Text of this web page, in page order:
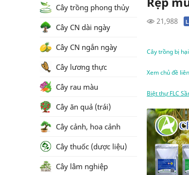
21,988
Cây trồng bị
Xem chủ đề
Biệt thự FLC
Cây trồng phong thủy
Cây CN dài ngày
Cây CN ngắn ngày
Cây lương thực
Cây rau màu
Cây ăn quả (trái)
Cây cảnh, hoa cảnh
Cây thuốc (dược liệu)
Cây lâm nghiệp